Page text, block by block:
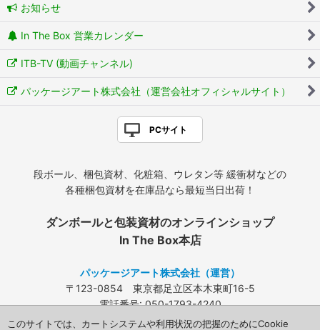
お知らせ
In The Box 営業カレンダー
ITB-TV (動画チャンネル)
パッケージアート株式会社（運営会社オフィシャルサイト）
PCサイト
段ボール、梱包資材、化粧箱、ウレタン等 緩衝材などの
各種梱包資材を在庫品なら最短当日出荷！
ダンボールと包装資材のオンラインショップ
In The Box本店
パッケージアート株式会社（運営）
〒123-0854 東京都足立区本木東町16-5
電話番号: 050-1793-4240
FAX: 03-3840-4424
このサイトでは、カートシステムや利用状況の把握のためにCookie